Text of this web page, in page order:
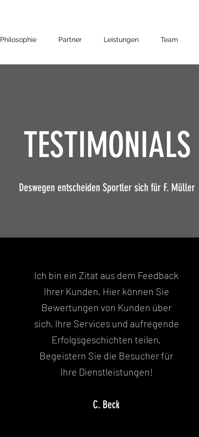
Philosophie Partner Leistungen Team
TESTIMONIALS
Deswegen entscheiden Sportler sich für F. Müller
Ich bin ein Zitat aus dem Feedback
Ihrer Kunden. Hier können Sie
Bewertungen von Kunden über
sich, Ihre Services und aufregende
Erfolgsgeschichten teilen.
Begeistern Sie die Besucher für
Ihre Dienstleistungen!
C. Beck